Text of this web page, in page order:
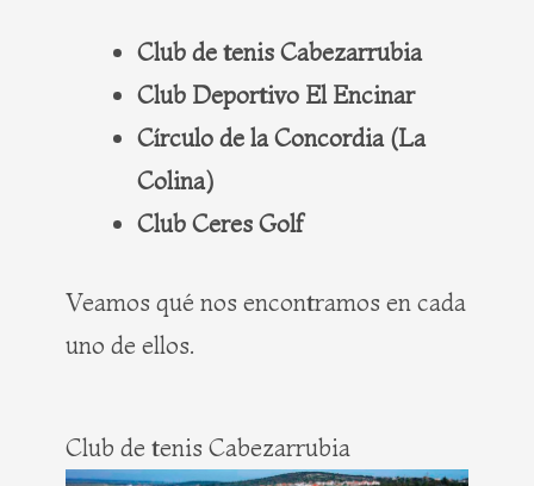
Club de tenis Cabezarrubia
Club Deportivo El Encinar
Círculo de la Concordia (La
Colina)
Club Ceres Golf
Veamos qué nos encontramos en cada
uno de ellos.
Club de tenis Cabezarrubia